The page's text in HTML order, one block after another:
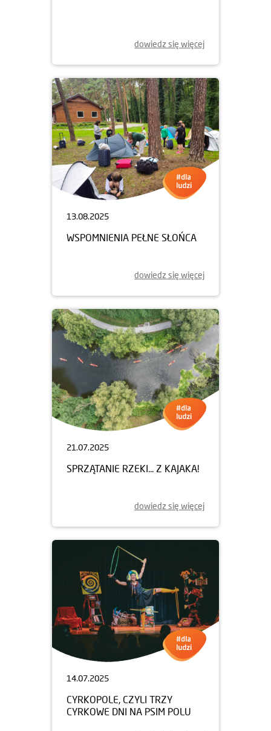
dowiedz się więcej
13.08.2025
WSPOMNIENIA PEŁNE SŁOŃCA
dowiedz się więcej
21.07.2025
SPRZĄTANIE RZEKI... Z KAJAKA!
dowiedz się więcej
14.07.2025
CYRKOPOLE, CZYLI TRZY
CYRKOWE DNI NA PSIM POLU